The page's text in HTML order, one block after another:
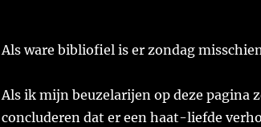
Als ware bibliofiel is er zondag
Als ik mijn beuzelarijen op deze pagina
concluderen dat er een haat-liefde